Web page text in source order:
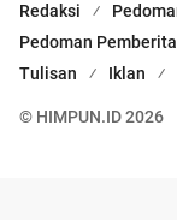
Redaksi
Pedoman
Tulisan
Iklan
© HIMPUN.ID 2026